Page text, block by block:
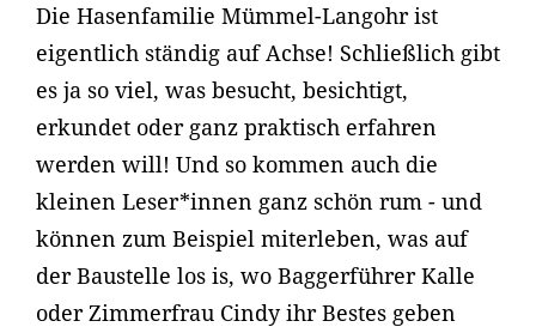
Die Hasenfamilie Mümmel-Langohr ist
eigentlich ständig auf Achse! Schließlich gibt
es ja so viel, was besucht, besichtigt,
erkundet oder ganz praktisch erfahren
werden will! Und so kommen auch die
kleinen Leser*innen ganz schön rum - und
können zum Beispiel miterleben, was auf
der Baustelle los is, wo Baggerführer Kalle
oder Zimmerfrau Cindy ihr Bestes geben